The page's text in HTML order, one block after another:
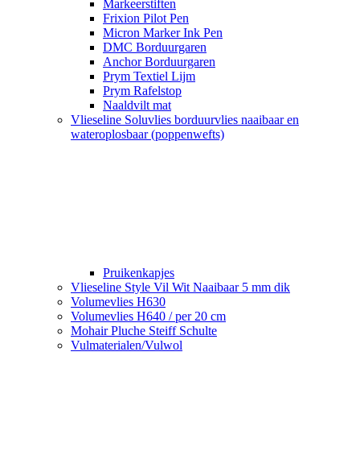
Markeerstiften
Frixion Pilot Pen
Micron Marker Ink Pen
DMC Borduurgaren
Anchor Borduurgaren
Prym Textiel Lijm
Prym Rafelstop
Naaldvilt mat
Vlieseline Soluvlies borduurvlies naaibaar en
wateroplosbaar (poppenwefts)
Pruikenkapjes
Vlieseline Style Vil Wit Naaibaar 5 mm dik
Volumevlies H630
Volumevlies H640 / per 20 cm
Mohair Pluche Steiff Schulte
Vulmaterialen/Vulwol